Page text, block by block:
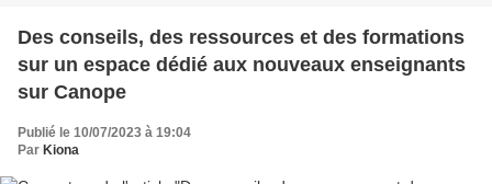
Des conseils, des ressources et des formations
sur un espace dédié aux nouveaux enseignants
sur Canope
Publié le 10/07/2023 à 19:04
Par Kiona